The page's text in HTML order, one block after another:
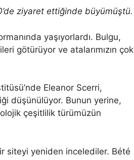
ziyaret ettiğinde büyümüştü.
yaşıyorlardı. Bulgu,
götürüyor ve atalarımızın çok
Eleanor Scerri,
düşünülüyor. Bunun yerine,
çeşitlilik türümüzün
siteyi yeniden incelediler. Bété